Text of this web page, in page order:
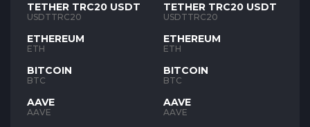
TETHER TRC20 USDT
USDTTRC20
ETHEREUM
ETH
BITCOIN
BTC
AAVE
AAVE
TETHER TRC20 USDT
USDTTRC20
ETHEREUM
ETH
BITCOIN
BTC
AAVE
AAVE